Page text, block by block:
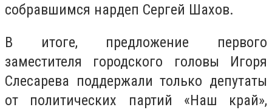
собравшимся нардеп Сергей Шахов.
В итоге, предложение первого
заместителя городского головы Игоря
Слесарева поддержали только депутаты
от политических партий «Наш край»,